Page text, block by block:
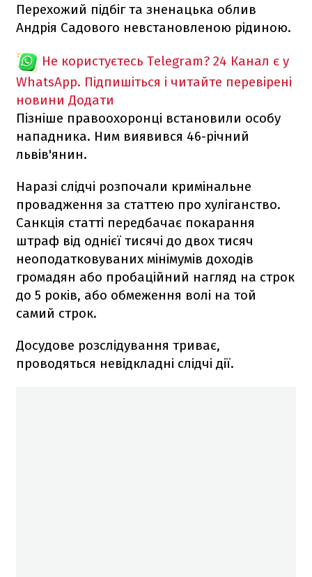
Перехожий підбіг та зненацька облив
Андрія Садового невстановленою рідиною.
Не користуєтесь Telegram? 24 Канал є у
WhatsApp. Підпишіться і читайте перевірені
новини Додати
Пізніше правоохоронці встановили особу
нападника. Ним виявився 46-річний
львів'янин.
Наразі слідчі розпочали кримінальне
провадження за статтею про хуліганство.
Санкція статті передбачає покарання
штраф від однієї тисячі до двох тисяч
неоподатковуваних мінімумів доходів
громадян або пробаційний нагляд на строк
до 5 років, або обмеження волі на той
самий строк.
Досудове розслідування триває,
проводяться невідкладні слідчі дії.